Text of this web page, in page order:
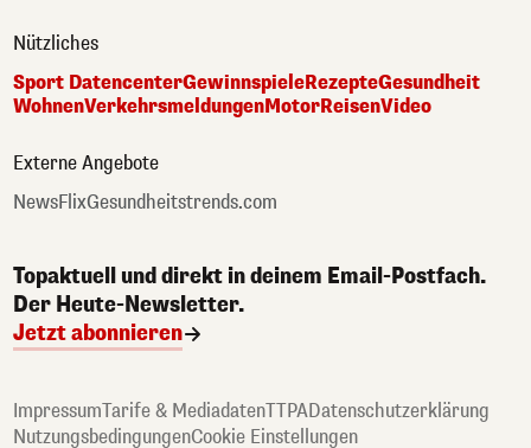
Nützliches
Sport DatencenterGewinnspieleRezepteGesundheit
WohnenVerkehrsmeldungenMotorReisenVideo
Externe Angebote
NewsFlixGesundheitstrends.com
Topaktuell und direkt in deinem Email-Postfach.
Der Heute-Newsletter.
Jetzt abonnieren
ImpressumTarife & MediadatenTTPADatenschutzerklärung
NutzungsbedingungenCookie Einstellungen